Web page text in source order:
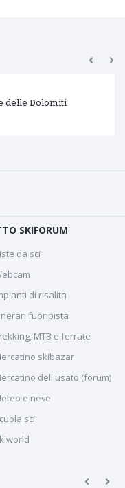
delle Dolomiti
SKIFORUM
da sci
di risalita
fuoripista
MTB e ferrate
skibazar
dell'usato (forum)
e neve
sci